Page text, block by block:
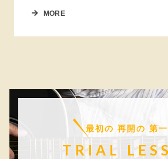
MORE
最初の 再開の 第
TRIAL